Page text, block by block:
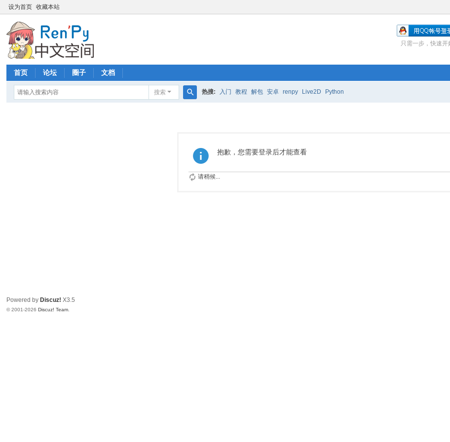
设为首页 收藏本站
只需一步，快速开
首页 论坛 圈子 文档
搜索 热搜: 入门 教程 解包 安卓 renpy Live2D Python
抱歉，您需要登录后才能查看
请稍候...
Powered by Discuz! X3.5
© 2001-2026Discuz! Team